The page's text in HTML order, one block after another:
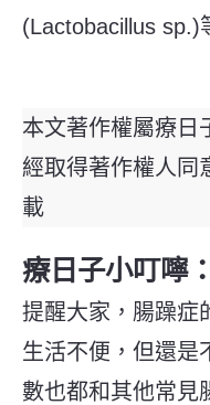
(Lactobacillus sp.)
本文著作權屬療日
經取得著作權人同
載
療日子小叮嚀：
提醒大家，腸躁症
生活不便，但還是
數也都和其他常見